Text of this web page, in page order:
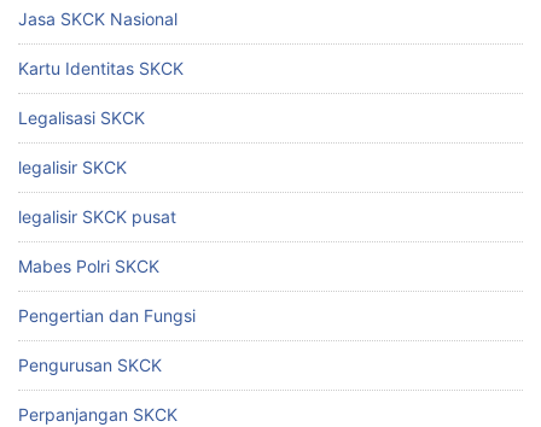
Jasa SKCK Nasional
Kartu Identitas SKCK
Legalisasi SKCK
legalisir SKCK
legalisir SKCK pusat
Mabes Polri SKCK
Pengertian dan Fungsi
Pengurusan SKCK
Perpanjangan SKCK